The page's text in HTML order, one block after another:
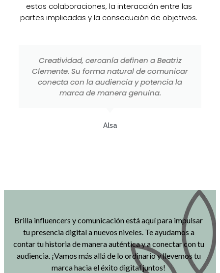
estas colaboraciones, la interacción entre las
partes implicadas y la consecución de objetivos.
Creatividad, cercanía definen a Beatriz
Clemente. Su forma natural de comunicar
conecta con la audiencia y potencia la
marca de manera genuina.
Alsa
Brilla influencers y comunicación está aquí para impulsar
tu presencia digital a nuevos niveles. Te ayudamos a
contar tu historia de manera auténtica y a conectar con tu
audiencia. ¡Vamos más allá de lo ordinario y llevemos tu
marca hacia el éxito digital juntos!